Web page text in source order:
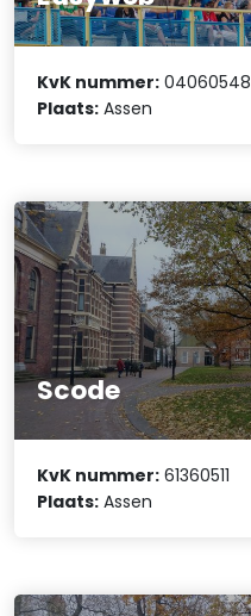
KvK nummer: 04060548
Plaats: Assen
Scode
KvK nummer: 61360511
Plaats: Assen